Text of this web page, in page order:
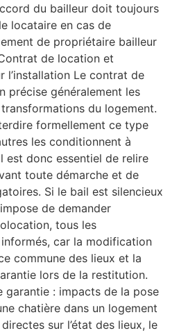
du bailleur doit toujours
locataire en cas de
de propriétaire bailleur
de location et
l’installation Le contrat de
précise généralement les
du logement.
formellement ce type
les conditionnent à
est donc essentiel de relire
toute démarche et de
Si le bail est silencieux
de demander
tous les
car la modification
commune des lieux et la
lors de la restitution.
: impacts de la pose
chatière dans un logement
sur l’état des lieux, le